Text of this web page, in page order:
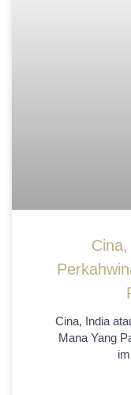
Cina, India
Mana Yang